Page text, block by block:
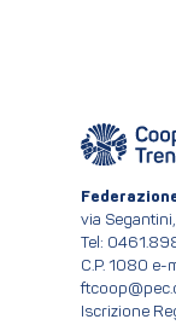
via
Tel:
C.P. 1080 e-
Iscrizione